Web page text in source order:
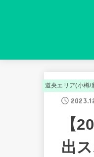
道央エリア(小樽/
【
出